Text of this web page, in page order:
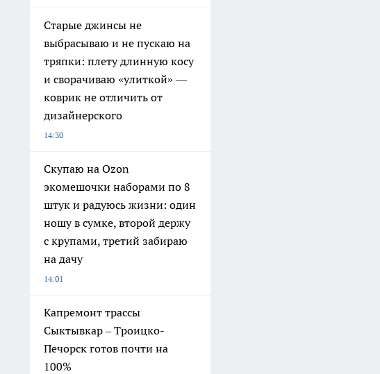
Старые джинсы не
выбрасываю и не пускаю на
тряпки: плету длинную косу
и сворачиваю «улиткой» —
коврик не отличить от
дизайнерского
14:30
Скупаю на Ozon
экомешочки наборами по 8
штук и радуюсь жизни: один
ношу в сумке, второй держу
с крупами, третий забираю
на дачу
14:01
Капремонт трассы
Сыктывкар – Троицко-
Печорск готов почти на
100%